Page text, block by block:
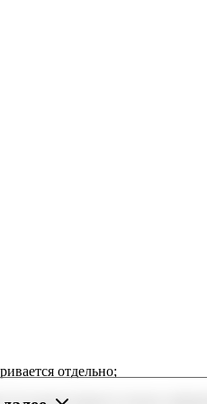
отдельно;